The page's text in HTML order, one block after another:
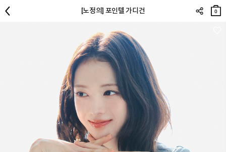
[노정의] 포인텔 가디건
장바
구니
0